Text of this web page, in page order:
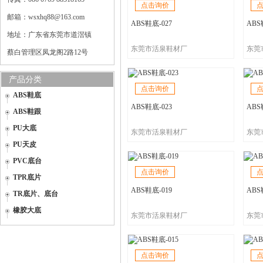
邮箱：wsxhq88@163.com
地址：广东省东莞市道滘镇
蔡白管理区凤龙阁2路12号
产品分类
ABS鞋底
ABS鞋跟
PU大底
PU天皮
PVC底台
TPR底片
TR底片、底台
橡胶大底
点击询价
ABS鞋底-027
东莞市活泉鞋材厂
ABS
东莞
点击询价
ABS鞋底-023
东莞市活泉鞋材厂
ABS
东莞
点击询价
ABS鞋底-019
东莞市活泉鞋材厂
ABS
东莞
点击询价